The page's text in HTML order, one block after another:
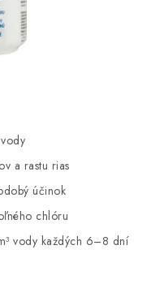
a rastu rias
účinok
chlóru
vody každých 6–8 dní